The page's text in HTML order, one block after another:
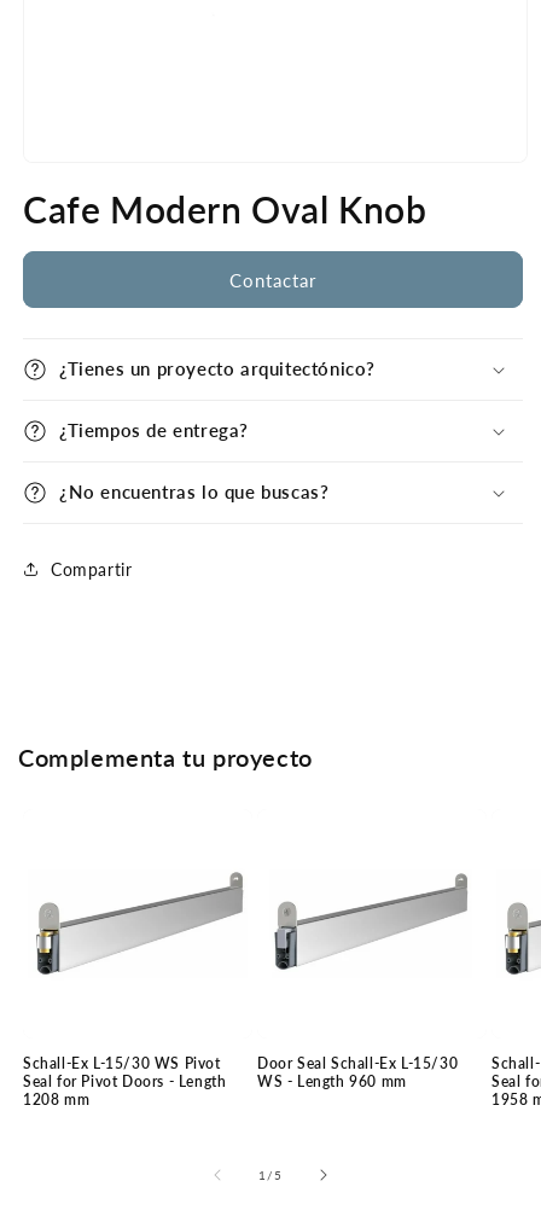
1
in
Cafe Modern Oval Knob
Contactar
¿Tienes un proyecto arquitectónico?
¿Tiempos de entrega?
¿No encuentras lo que buscas?
Compartir
Complementa tu proyecto
Schall-Ex L-15/30 WS Pivot
Seal for Pivot Doors - Length
1208 mm
Door Seal Schall-Ex L-15/30
WS - Length 960 mm
Seal
1958
1 /of5